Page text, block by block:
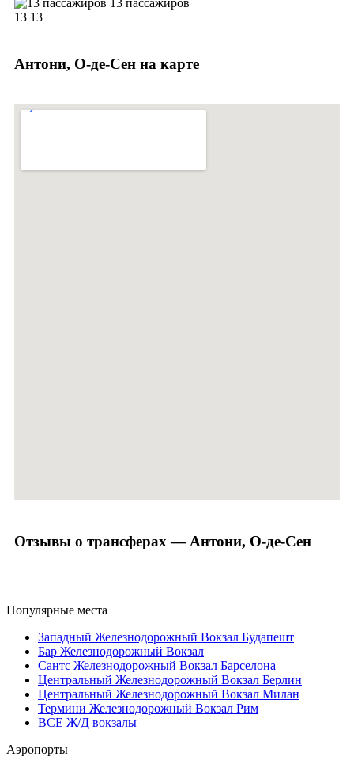
13 пассажиров
13 13
Антони, О-де-Сен на карте
Отзывы о трансферах — Антони, О-де-Сен
Популярные места
Западный Железнодорожный Вокзал Будапешт
Бар Железнодорожный Вокзал
Сантс Железнодорожный Вокзал Барселона
Центральный Железнодорожный Вокзал Берлин
Центральный Железнодорожный Вокзал Милан
Термини Железнодорожный Вокзал Рим
ВСЕ Ж/Д вокзалы
Аэропорты